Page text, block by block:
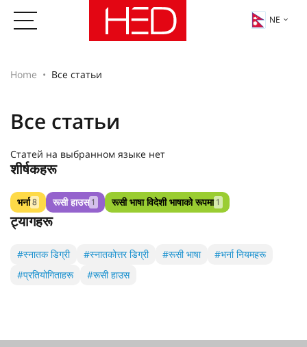
NE
Home Все статьи
Все статьи
Статей на выбранном языке нет
शीर्षकहरू
भर्ना8 रूसी हाउस 1 रूसी भाषा विदेशी भाषाको रूपमा 1
ट्यागहरू
#स्नातक डिग्री #स्नातकोत्तर डिग्री #रूसी भाषा
#भर्ना नियमहरू
#प्रतियोगिताहरू
#रूसी हाउस